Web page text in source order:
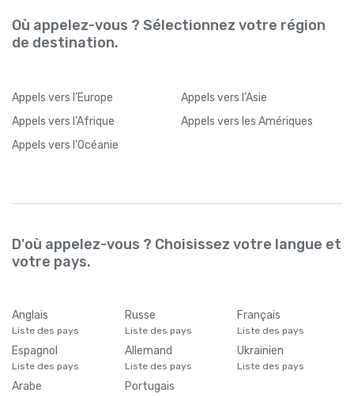
Où appelez-vous ? Sélectionnez votre région
de destination.
Appels vers l’Europe Appels vers l’Asie
Appels vers l’Afrique Appels vers les Amériques
Appels vers l’Océanie
D'où appelez-vous ? Choisissez votre langue et
votre pays.
Anglais
Liste des pays
Russe
Liste des pays
Français
Liste des pays
Espagnol
Liste des pays
Allemand
Liste des pays
Ukrainien
Liste des pays
Arabe Portugais